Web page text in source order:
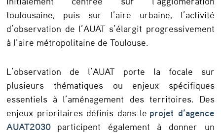
toulousaine, puis sur l’aire urbaine, l’activité
d’observation de l’AUAT s’élargit progressivement
à l’aire métropolitaine de Toulouse.
L’observation de l’AUAT porte la focale sur
plusieurs thématiques ou enjeux spécifiques
essentiels à l’aménagement des territoires. Des
enjeux prioritaires définis dans le projet d’agence
AUAT2030 participent également à donner un